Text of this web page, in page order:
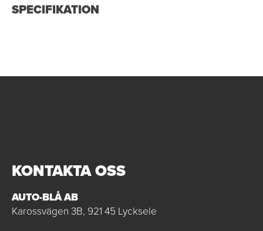
SPECIFIKATION
KONTAKTA OSS
AUTO-BLÅ AB
Karossvägen 3B, 921 45 Lycksele